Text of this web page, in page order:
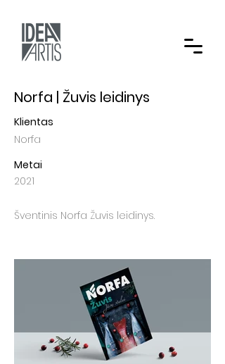
Norfa | Žuvis leidinys
Klientas
Norfa
Metai
2021
Šventinis Norfa Žuvis leidinys.